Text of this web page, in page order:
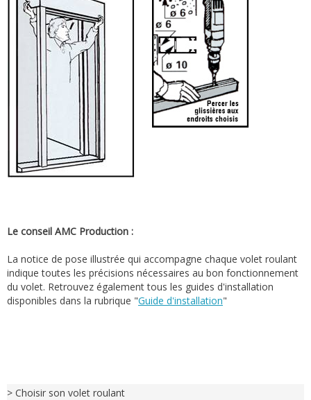
Le conseil AMC Production :
La notice de pose illustrée qui accompagne chaque volet roulant
indique toutes les précisions nécessaires au bon fonctionnement
du volet. Retrouvez également tous les guides d'installation
disponibles dans la rubrique "Guide d'installation"
> Choisir son volet roulant